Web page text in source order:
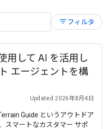
filter_list フィルタ
用して AI を活用し
エージェントを構
Updated 2026年8月4日
Guide というアウトドア
スマートなカスタマー サポ